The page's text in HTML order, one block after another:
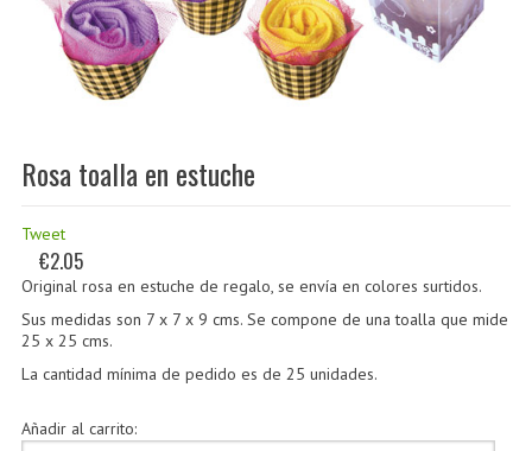
Rosa toalla en estuche
Tweet
€2.05
Original rosa en estuche de regalo, se envía en colores surtidos.
Sus medidas son 7 x 7 x 9 cms. Se compone de una toalla que mide
25 x 25 cms.
La cantidad mínima de pedido es de 25 unidades.
Añadir al carrito: